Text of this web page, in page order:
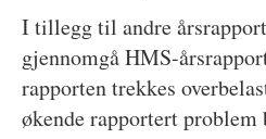
I tillegg til andre
gjennomgå HMS-
rapporten trekkes
økende rapportert problem